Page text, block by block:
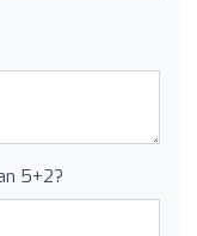
5+2?